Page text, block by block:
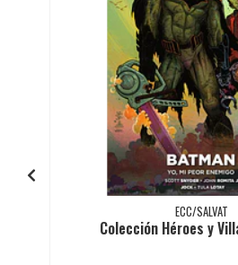
ECC/SALVAT
Colección Héroes y